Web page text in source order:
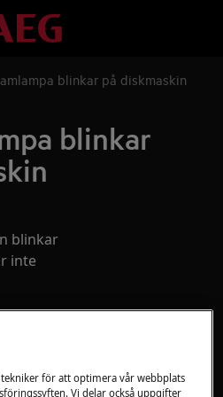
blinkar på diskmaskin
blinkar
blinkar
inte
för att optimera vår webbplats
Vi delar också uppgifter